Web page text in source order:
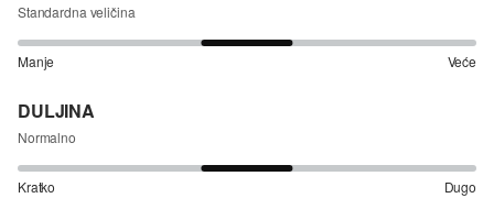
Standardna veličina
Manje Veće
DULJINA
Normalno
Kratko Dugo